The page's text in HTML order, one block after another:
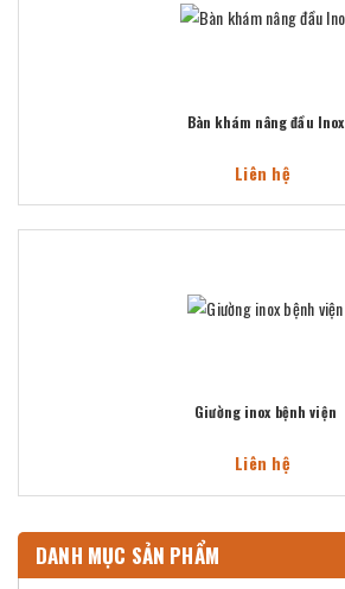
Bàn khám nâng đầu Inox
Liên hệ
Giường inox bệnh viện
Liên hệ
DANH MỤC SẢN PHẨM